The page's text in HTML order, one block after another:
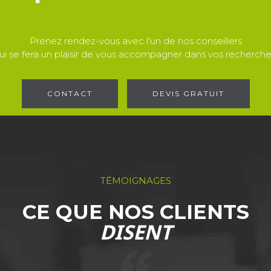
Prenez rendez-vous avec l'un de nos conseillers
se fera un plaisir de vous accompagner dans vos
CONTACT DEVIS GRATUIT
TÉMOIGNAGES
CE QUE NOS CLIENTS
DISENT